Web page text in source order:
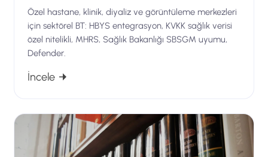
Özel hastane, klinik, diyaliz ve görüntüleme merkezleri
için sektörel BT: HBYS entegrasyon, KVKK sağlık verisi
özel nitelikli, MHRS, Sağlık Bakanlığı SBSGM uyumu,
Defender.
İncele